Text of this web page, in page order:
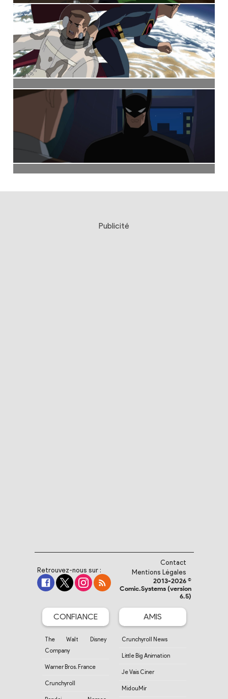
Publicité
Retrouvez-nous sur :
Contact
Mentions Légales
2013-2026 ©
Comic.Systems (version
6.5)
CONFIANCE
The Walt Disney
Company
Warner Bros. France
Crunchyroll
AMIS
Crunchyroll News
Little Big Animation
Je Vais Ciner
MidouMir